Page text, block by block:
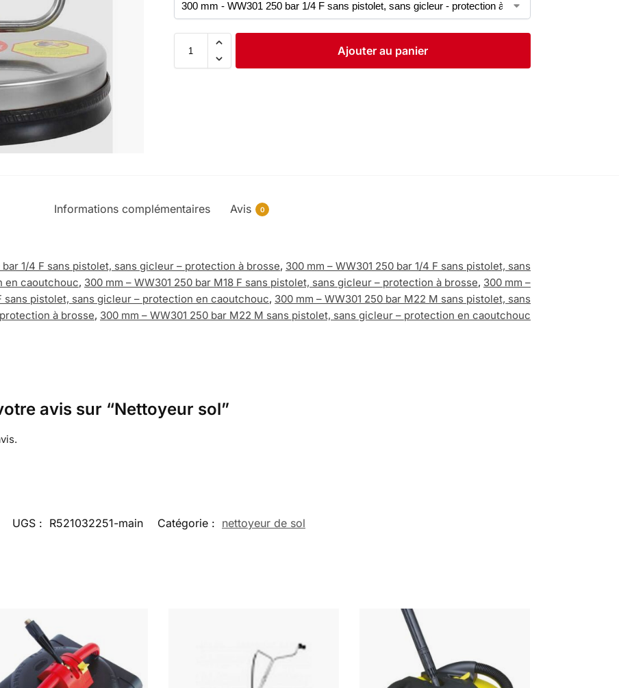
Ajouter au panier
Informations complémentaires Avis 0
bar 1/4 F sans pistolet, sans gicleur – protection à brosse, 300 mm – WW301 250 bar 1/4 F sans pistolet, sans
en caoutchouc, 300 mm – WW301 250 bar M18 F sans pistolet, sans gicleur – protection à brosse, 300 mm –
sans pistolet, sans gicleur – protection en caoutchouc, 300 mm – WW301 250 bar M22 M sans pistolet, sans
à brosse, 300 mm – WW301 250 bar M22 M sans pistolet, sans gicleur – protection en caoutchouc
avis sur “Nettoyeur sol”
UGS : R521032251-main Catégorie : nettoyeur de sol